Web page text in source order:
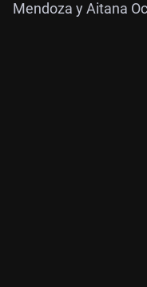
Mendoza y Aitana